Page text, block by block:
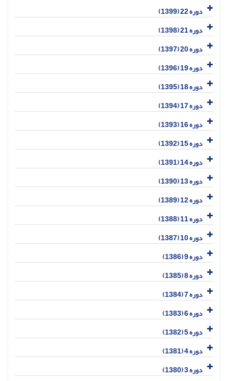
دوره 22 (1399)
دوره 21 (1398)
دوره 20 (1397)
دوره 19 (1396)
دوره 18 (1395)
دوره 17 (1394)
دوره 16 (1393)
دوره 15 (1392)
دوره 14 (1391)
دوره 13 (1390)
دوره 12 (1389)
دوره 11 (1388)
دوره 10 (1387)
دوره 9 (1386)
دوره 8 (1385)
دوره 7 (1384)
دوره 6 (1383)
دوره 5 (1382)
دوره 4 (1381)
دوره 3 (1380)